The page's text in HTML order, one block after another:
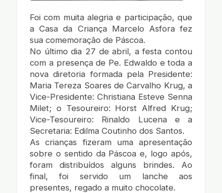
Foi com muita alegria e participação, que
a Casa da Criança Marcelo Asfora fez
sua comemoração de Páscoa.
No último dia 27 de abril, a festa contou
com a presença de Pe. Edwaldo e toda a
nova diretoria formada pela Presidente:
Maria Tereza Soares de Carvalho Krug, a
Vice-Presidente: Christiana Esteve Senna
Milet; o Tesoureiro: Horst Alfred Krug;
Vice-Tesoureiro: Rinaldo Lucena e a
Secretaria: Edilma Coutinho dos Santos.
As crianças fizeram uma apresentação
sobre o sentido da Páscoa e, logo após,
foram distribuídos alguns brindes. Ao
final, foi servido um lanche aos
presentes, regado a muito chocolate.